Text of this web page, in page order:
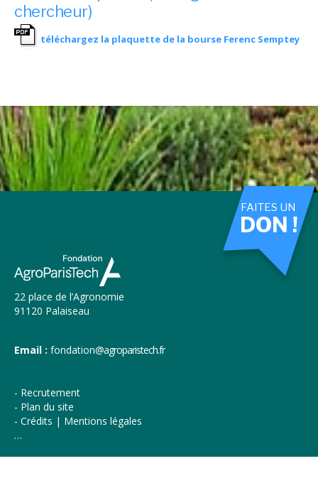
chercheur)
téléchargez la plaquette de la bourse Ferenc Semptey
22 place de l’Agronomie
91120 Palaiseau
Email : fondation@agroparistech.fr
Recrutement
Plan du site
Crédits | Mentions légales
…
FAITES UN
DON !